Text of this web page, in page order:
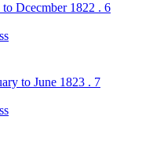
Dcecmber 1822 . 6
to June 1823 . 7